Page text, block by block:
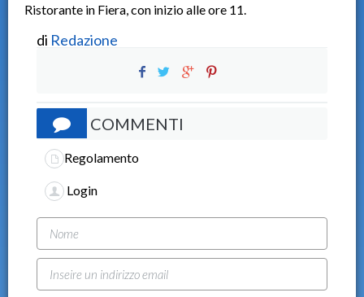
Ristorante in Fiera, con inizio alle ore 11.
di Redazione
COMMENTI
Regolamento
Login